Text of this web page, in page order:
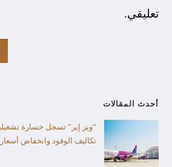
تعليقي.
أحدث المقالات
“ويز إير” تسجل خسارة
تكاليف الوقود وانخفاض أسعار